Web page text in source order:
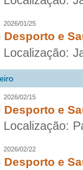
2026/01/25
Desporto e
Localização:
2026/02/15
Desporto e
Localização:
2026/02/22
Desporto e